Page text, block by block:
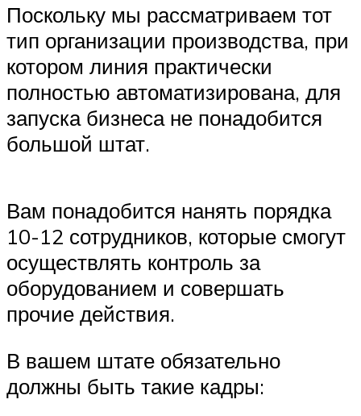
Поскольку мы рассматриваем тот
тип организации производства, при
котором линия практически
полностью автоматизирована, для
запуска бизнеса не понадобится
большой штат.
Вам понадобится нанять порядка
10-12 сотрудников, которые смогут
осуществлять контроль за
оборудованием и совершать
прочие действия.
В вашем штате обязательно
должны быть такие кадры: